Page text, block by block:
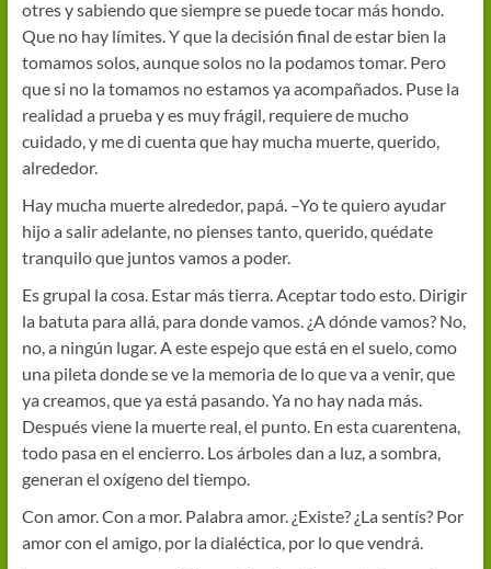
otres y sabiendo que siempre se puede tocar más hondo.
Que no hay límites. Y que la decisión final de estar bien la
tomamos solos, aunque solos no la podamos tomar. Pero
que si no la tomamos no estamos ya acompañados. Puse la
realidad a prueba y es muy frágil, requiere de mucho
cuidado, y me di cuenta que hay mucha muerte, querido,
alrededor.
Hay mucha muerte alrededor, papá. –Yo te quiero ayudar
hijo a salir adelante, no pienses tanto, querido, quédate
tranquilo que juntos vamos a poder.
Es grupal la cosa. Estar más tierra. Aceptar todo esto. Dirigir
la batuta para allá, para donde vamos. ¿A dónde vamos? No,
no, a ningún lugar. A este espejo que está en el suelo, como
una pileta donde se ve la memoria de lo que va a venir, que
ya creamos, que ya está pasando. Ya no hay nada más.
Después viene la muerte real, el punto. En esta cuarentena,
todo pasa en el encierro. Los árboles dan a luz, a sombra,
generan el oxígeno del tiempo.
Con amor. Con a mor. Palabra amor. ¿Existe? ¿La sentís? Por
amor con el amigo, por la dialéctica, por lo que vendrá.